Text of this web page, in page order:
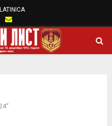
LATINICA
Instagram
Email